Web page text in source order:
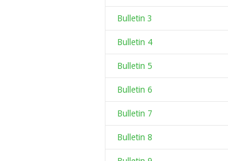
Bulletin 3
Bulletin 4
Bulletin 5
Bulletin 6
Bulletin 7
Bulletin 8